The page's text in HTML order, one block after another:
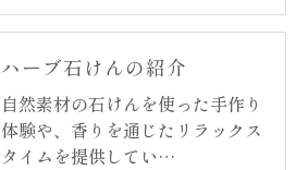
ハーブ石けんの紹介
自然素材の石けんを使った手作り
体験や、香りを通じたリラックス
タイムを提供してい…